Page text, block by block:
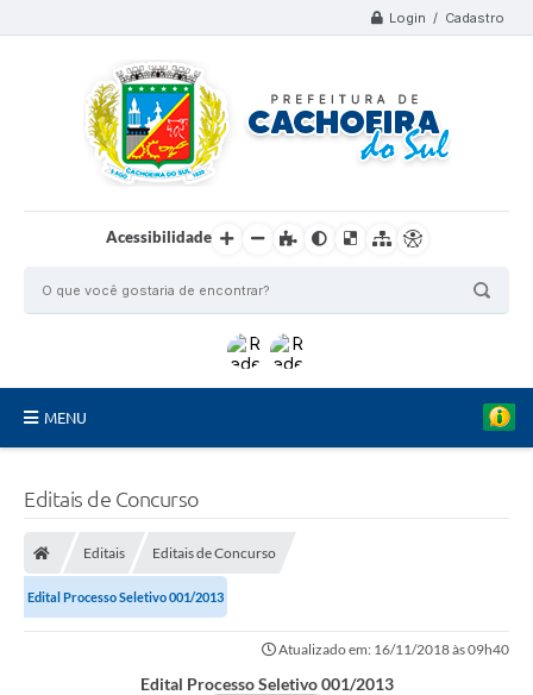
Login / Cadastro
Acessibilidade
MENU
Conselhos Municipais
Editais de Concurso
Editais Editais de Concurso
Edital Processo Seletivo 001/2013
Atualizado em: 16/11/2018 às 09h40
Edital Processo Seletivo 001/2013